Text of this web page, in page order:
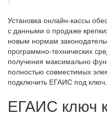
Установка онлайн-кассы
с данными о продаже
новым нормам
программно-технических
получения максимально
полностью совместимых
подключить ЕГАИС под ключ.
ЕГАИС ключ